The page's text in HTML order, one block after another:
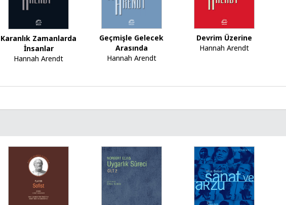
Karanlık Zamanlarda
İnsanlar
Hannah Arendt
Geçmişle Gelecek
Arasında
Hannah Arendt
Devrim Üzerine
Hannah Arendt